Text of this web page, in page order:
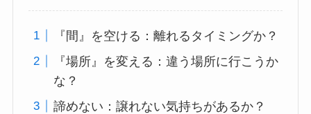
『間』を空ける：離れるタイミングか？
『場所』を変える：違う場所に行こうか
な？
諦めない：譲れない気持ちがあるか？